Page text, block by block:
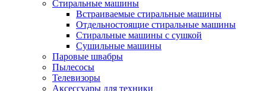
Стиральные машины
Встраиваемые стиральные машины
Отдельностоящие стиральные машины
Стиральные машины с сушкой
Сушильные машины
Паровые швабры
Пылесосы
Телевизоры
Аксессуары для техники